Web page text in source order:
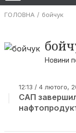
ГОЛОВНА бойчук
Новини
12:13 / 4 лютого,
САП